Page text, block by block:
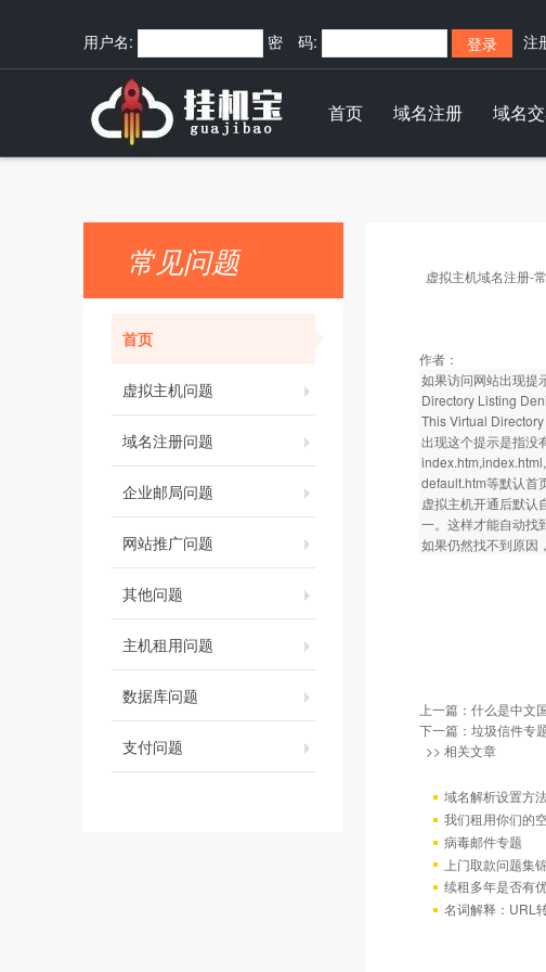
用户名: 密 码: 注
首页 域名注册 域名
常见问题
首页
虚拟主机问题
域名注册问题
企业邮局问题
网站推广问题
其他问题
主机租用问题
数据库问题
支付问题
虚拟主机域名注册-
作者：
如果访问网站出现提
Directory Listing
This Virtual
出现这个提示是指没
default.htm等默认首页
虚拟主机开通后默认
一。这样才能自动找
如果仍然找不到原因
上一篇： 什么是中文
下一篇： 垃圾信件专
>> 相关文章
域名解析设置方
我们租用你们的
病毒邮件专题
上门取款问题集
续租多年是否有
名词解释：URL